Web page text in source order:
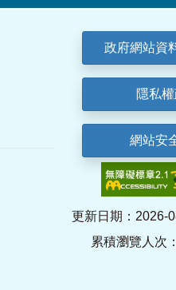
政府網站資
隱私
網站安
更新日期：2026-
累積瀏覽人次